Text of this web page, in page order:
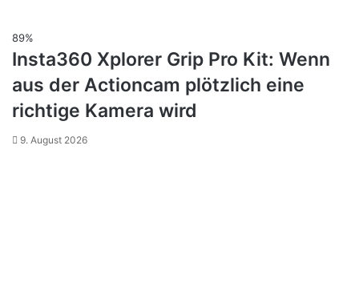
89%
Insta360 Xplorer Grip Pro Kit: Wenn
aus der Actioncam plötzlich eine
richtige Kamera wird
9. August 2026